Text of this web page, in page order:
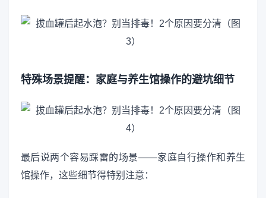
特殊场景提醒：家庭与养生馆操作的避坑细节
最后说两个容易踩雷的场景——家庭自行操作和养生
馆操作，这些细节得特别注意：